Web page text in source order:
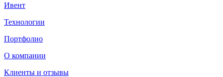
Ивент
Технологии
Портфолио
О компании
Клиенты и отзывы